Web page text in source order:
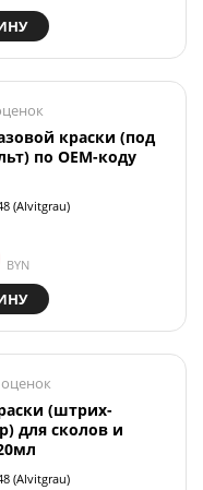
краски (под
по OEM-коду
(Alvitgrau)
BYN
(штрих-
для сколов и
(Alvitgrau)